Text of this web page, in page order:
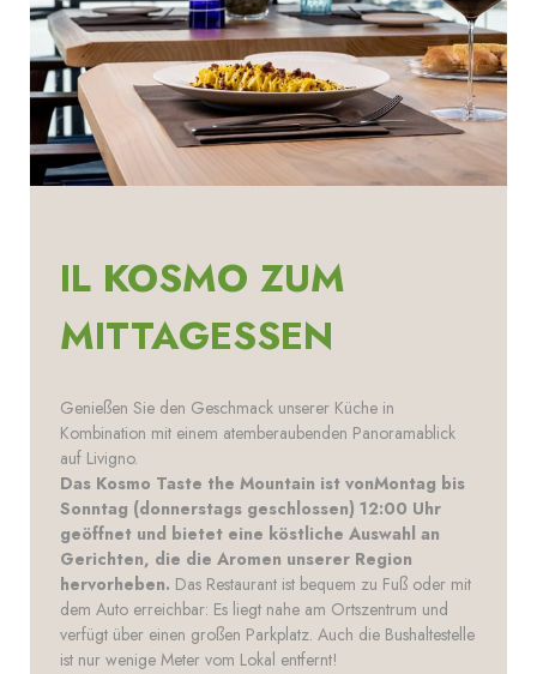
IL KOSMO ZUM
MITTAGESSEN
Genießen Sie den Geschmack unserer Küche in
Kombination mit einem atemberaubenden Panoramablick
auf Livigno.
Das Kosmo Taste the Mountain ist vonMontag bis
Sonntag (donnerstags geschlossen) 12:00 Uhr
geöffnet und bietet eine köstliche Auswahl an
Gerichten, die die Aromen unserer Region
hervorheben. Das Restaurant ist bequem zu Fuß oder mit
dem Auto erreichbar: Es liegt nahe am Ortszentrum und
verfügt über einen großen Parkplatz. Auch die Bushaltestelle
ist nur wenige Meter vom Lokal entfernt!